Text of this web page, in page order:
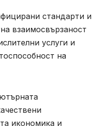
стандарти и
взаимосвързаност
услуги и
на
икономика и